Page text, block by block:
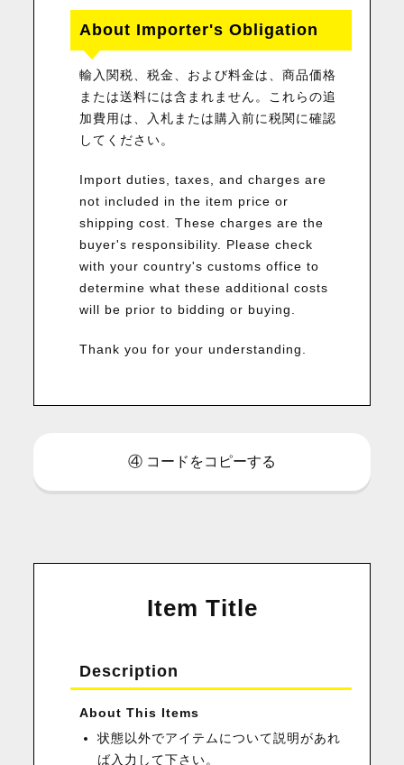
About Importer's Obligation
輸入関税、税金、および料金は、商品価格
または送料には含まれません。これらの追
加費用は、入札または購入前に税関に確認
してください。
Import duties, taxes, and charges are
not included in the item price or
shipping cost. These charges are the
buyer's responsibility. Please check
with your country's customs office to
determine what these additional costs
will be prior to bidding or buying.
Thank you for your understanding.
④ コードをコピーする
Item Title
Description
About This Items
状態以外でアイテムについて説明があれ
ば入力して下さい。